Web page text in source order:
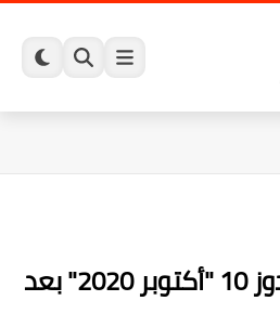
تحميل تحديث ويندوز 10 "أكتوبر 2020" بعد